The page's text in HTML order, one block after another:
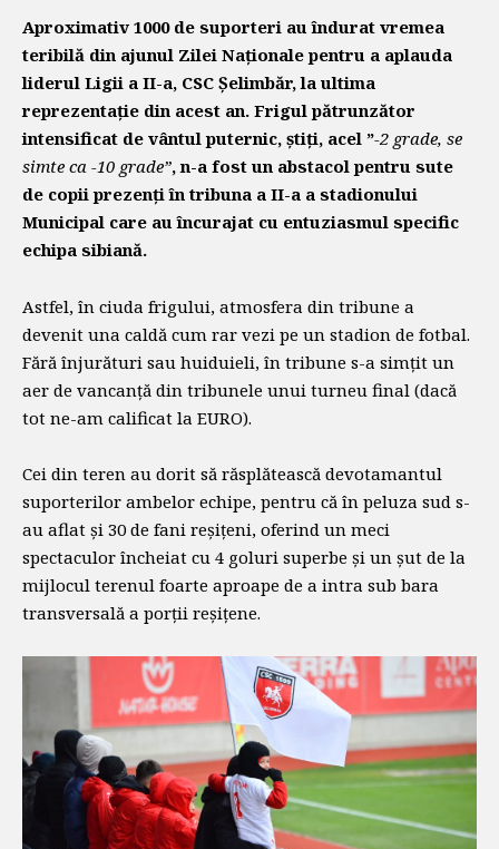
Aproximativ 1000 de suporteri au îndurat vremea
teribilă din ajunul Zilei Naționale pentru a aplauda
liderul Ligii a II-a, CSC Șelimbăr, la ultima
reprezentație din acest an. Frigul pătrunzător
intensificat de vântul puternic, știți, acel ”-2 grade, se
simte ca -10 grade”, n-a fost un abstacol pentru sute
de copii prezenți în tribuna a II-a a stadionului
Municipal care au încurajat cu entuziasmul specific
echipa sibiană.
Astfel, în ciuda frigului, atmosfera din tribune a
devenit una caldă cum rar vezi pe un stadion de fotbal.
Fără înjurături sau huiduieli, în tribune s-a simțit un
aer de vancanță din tribunele unui turneu final (dacă
tot ne-am calificat la EURO).
Cei din teren au dorit să răsplătească devotamantul
suporterilor ambelor echipe, pentru că în peluza sud s-
au aflat și 30 de fani reșițeni, oferind un meci
spectaculor încheiat cu 4 goluri superbe și un șut de la
mijlocul terenul foarte aproape de a intra sub bara
transversală a porții reșițene.